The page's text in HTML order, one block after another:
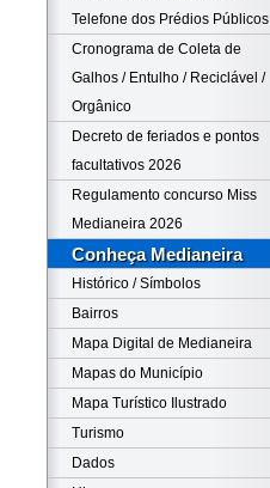
Telefone dos Prédios Públicos
Cronograma de Coleta de
Galhos / Entulho / Reciclável /
Orgânico
Decreto de feriados e pontos
facultativos 2026
Regulamento concurso Miss
Medianeira 2026
Conheça Medianeira
Histórico / Símbolos
Bairros
Mapa Digital de Medianeira
Mapas do Município
Mapa Turístico Ilustrado
Turismo
Dados